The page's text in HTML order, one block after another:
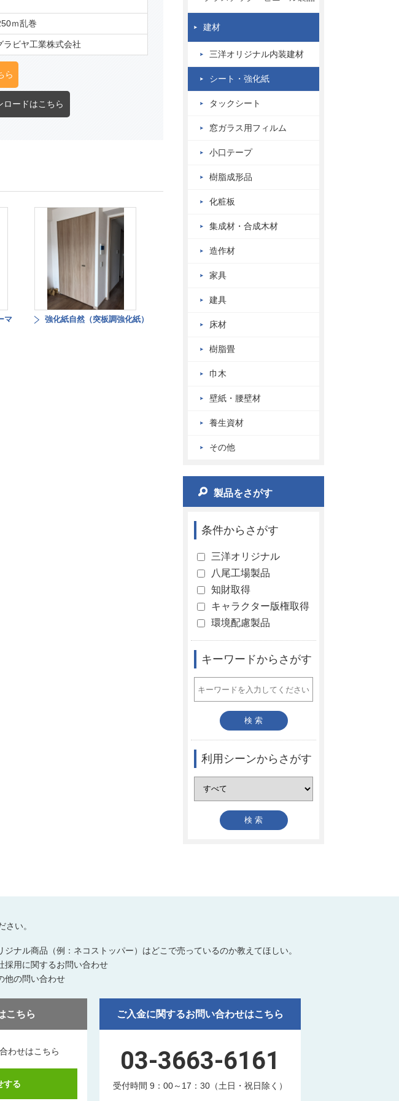
ｍ乱巻
ラビヤ工業株式会社
ら
ロードはこちら
マ
強化紙自然（突板調強化紙）
建材
三洋オリジナル内装建材
シート・強化紙
タックシート
窓ガラス用フィルム
小口テープ
樹脂成形品
化粧板
集成材・合成木材
造作材
家具
建具
床材
樹脂畳
巾木
壁紙・腰壁材
養生資材
その他
製品をさがす
条件からさがす
三洋オリジナル
八尾工場製品
知財取得
キャラクター版権取得
環境配慮製品
キーワードからさがす
利用シーンからさがす
い。
ジナル商品（例：ネコストッパー）はどこで売っているのか教えてほしい。
採用に関するお問い合わせ
他の問い合わせ
こちら
わせはこちら
する
ご入金に関するお問い合わせはこちら
03-3663-6161
受付時間 9：00～17：30（土日・祝日除く）